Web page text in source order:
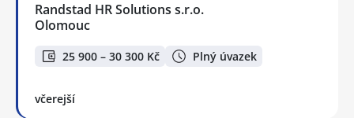
Randstad HR Solutions s.r.o.
Olomouc
25 900 – 30 300 Kč Plný úvazek
včerejší